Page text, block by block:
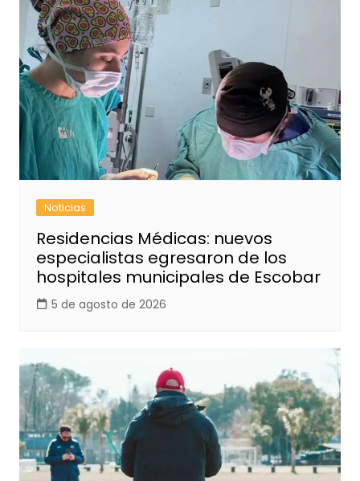
Noticias
Residencias Médicas: nuevos
especialistas egresaron de los
hospitales municipales de Escobar
5 de agosto de 2026